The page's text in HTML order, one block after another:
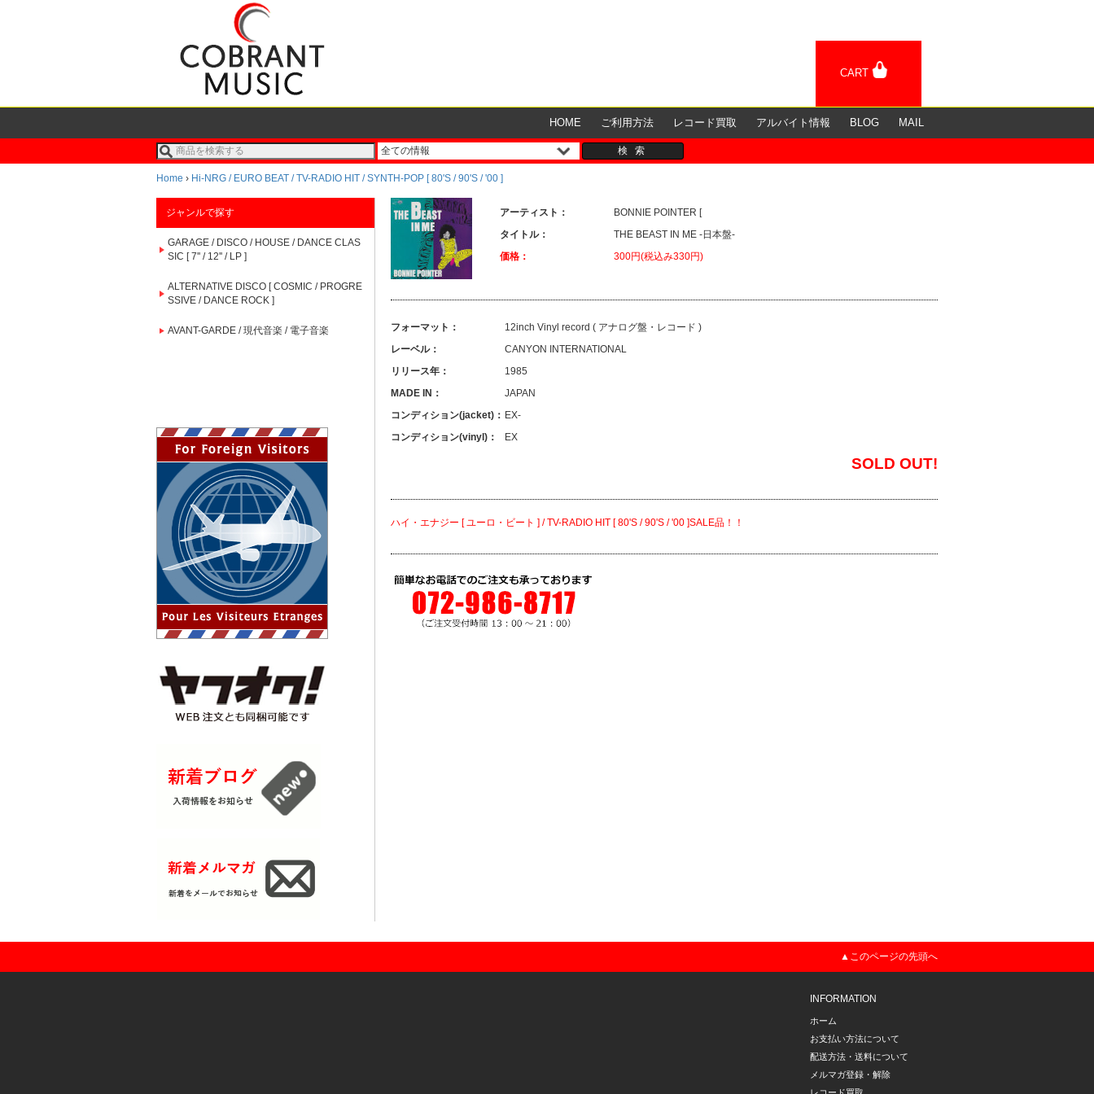
CART
HOME ご利用方法 レコード買取 アルバイト情報 BLOG MAIL
Home › Hi-NRG / EURO BEAT / TV-RADIO HIT / SYNTH-POP [ 80'S / 90'S / '00 ]
ジャンルで探す
GARAGE / DISCO / HOUSE / DANCE CLAS
SIC [ 7'' / 12'' / LP ]
ALTERNATIVE DISCO [ COSMIC / PROGRE
SSIVE / DANCE ROCK ]
AVANT-GARDE / 現代音楽 / 電子音楽
アーティスト：
BONNIE POINTER [
タイトル：
THE BEAST IN ME -日本盤-
価格：
300円(税込み330円)
フォーマット：
12inch Vinyl record ( アナログ盤・レコード )
レーベル：
CANYON INTERNATIONAL
リリース年：
1985
MADE IN：
JAPAN
コンディション(jacket)： EX-
コンディション(vinyl)：
EX
SOLD OUT!
ハイ・エナジー [ ユーロ・ビート ] / TV-RADIO HIT [ 80'S / 90'S / '00 ]SALE品！！
▲このページの先頭へ
INFORMATION
ホーム
お支払い方法について
配送方法・送料について
メルマガ登録・解除